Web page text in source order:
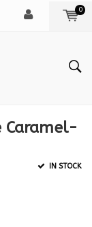
0
Caramel-
IN STOCK